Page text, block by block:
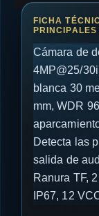
Cámara de
4MP@25/
blanca 30
mm, WDR
Detecta las
salida de
Ranura TF,
IP67, 12